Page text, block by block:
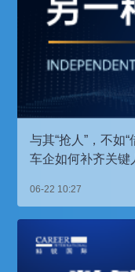
与其“抢人”，不如
车企如何补齐关键
06-22 10:27